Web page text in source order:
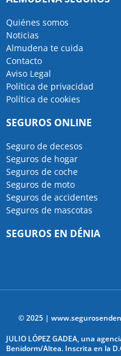
Quiénes somos
Noticias
Almudena te cuida
Contacto
Aviso Legal
Política de privacidad
Política de cookies
SEGUROS ONLINE
Seguro de decesos
Seguros de hogar
Seguros de coche
Seguros de moto
Seguros de accidentes
Seguros de mascotas
SEGUROS EN DÉNIA
© 2025 |
JULIO LÓPEZ GADEA, una
Benidorm/Altea. Inscrita en la